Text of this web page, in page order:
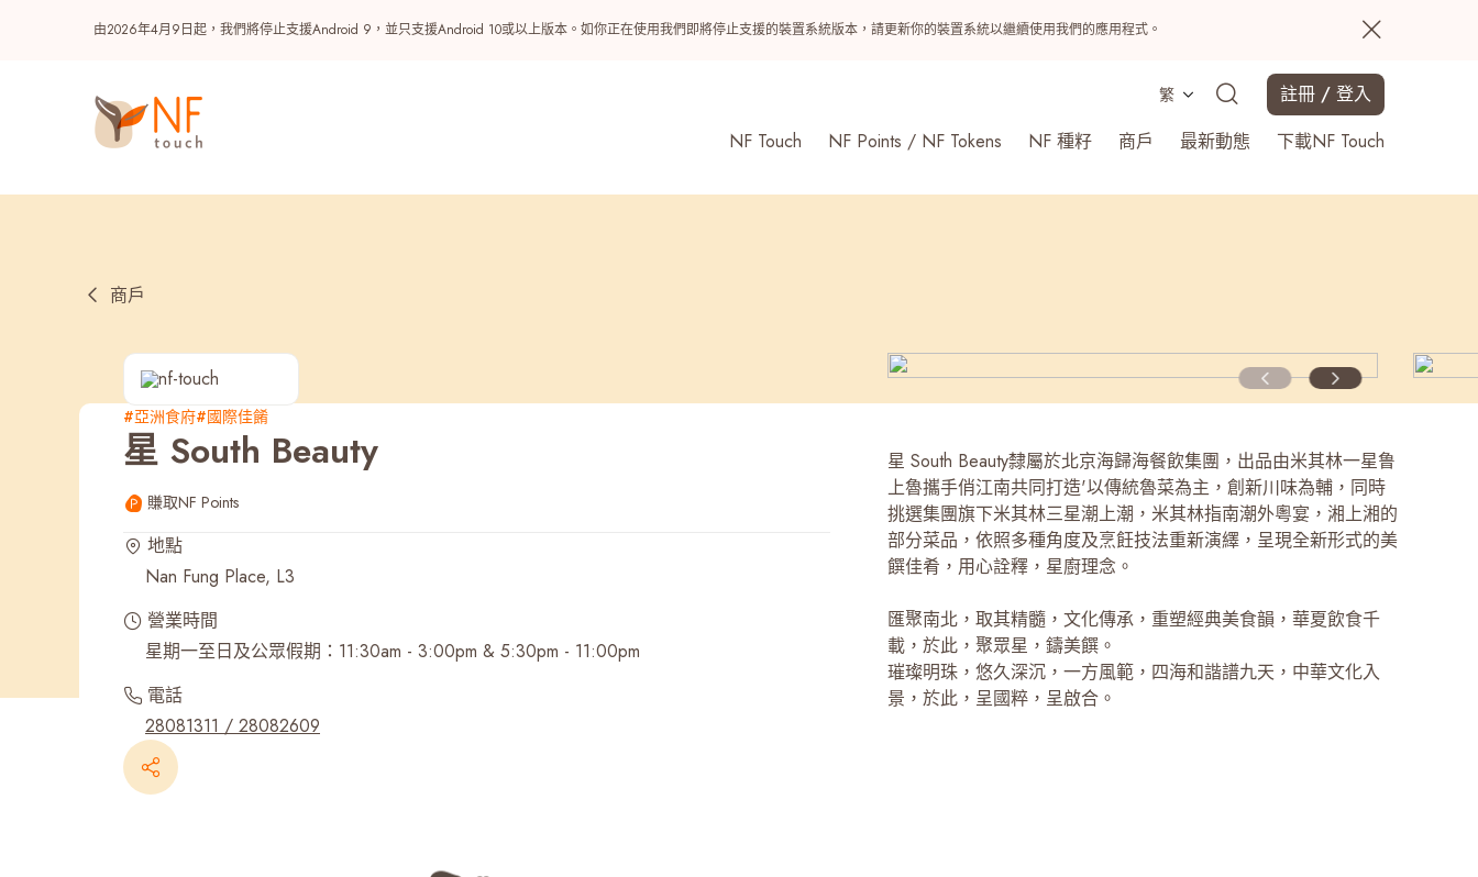
由2026年4月9日起，我們將停止支援Android 9，並只支援Android 10或以上版本。如你正在使用我們即將停止支援的裝置系統版本，請更新你的裝置系統以繼續使用我們的應用程式。
繁
註冊 / 登入
NF Touch
NF Points / NF Tokens NF 種籽 商戶 最新動態 下載NF Touch
熱門
NF 種籽 NF Points AIRSIDE
最近搜尋紀錄
商戶
#亞洲食府#國際佳餚
星 South Beauty
賺取NF Points
地點
Nan Fung Place, L3
營業時間
星期一至日及公眾假期：11:30am - 3:00pm & 5:30pm - 11:00pm
電話
28081311 / 28082609
星 South Beauty隸屬於北京海歸海餐飲集團，出品由米其林一星鲁
上魯攜手俏江南共同打造'以傳統魯菜為主，創新川味為輔，同時
挑選集團旗下米其林三星潮上潮，米其林指南潮外粵宴，湘上湘的
部分菜品，依照多種角度及烹飪技法重新演繹，呈現全新形式的美
饌佳肴，用心詮釋，星廚理念。
匯聚南北，取其精髓，文化傳承，重塑經典美食韻，華夏飲食千
載，於此，聚眾星，鑄美饌。
璀璨明珠，悠久深沉，一方風範，四海和諧譜九天，中華文化入
景，於此，呈國粹，呈啟合。